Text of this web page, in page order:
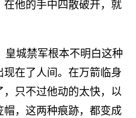
他的手中四散破开，就
城禁军根本不明白这种
在了人间。在万箭临身
，只不过他动的太快，以
，这两种痕跡，都变成